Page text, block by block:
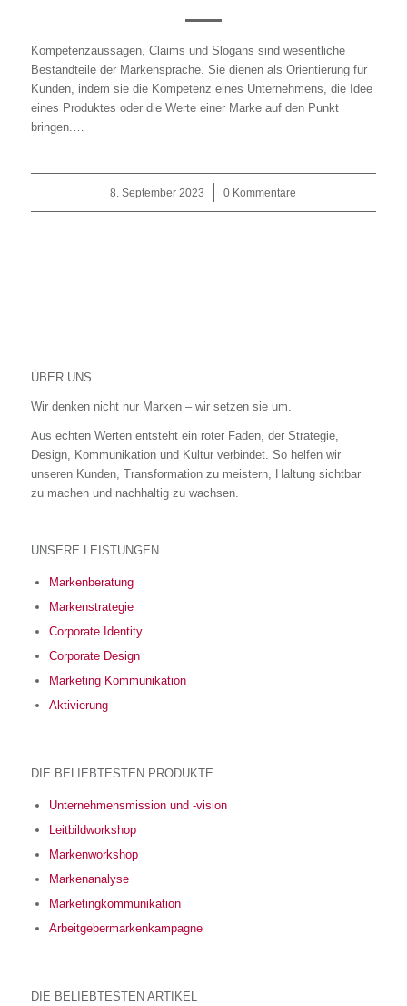
Kompetenzaussagen, Claims und Slogans sind wesentliche
Bestandteile der Markensprache. Sie dienen als Orientierung für
Kunden, indem sie die Kompetenz eines Unternehmens, die Idee
eines Produktes oder die Werte einer Marke auf den Punkt
bringen.…
8. September 2023
/ 0 Kommentare
ÜBER UNS
Wir denken nicht nur Marken – wir setzen sie um.
Aus echten Werten entsteht ein roter Faden, der Strategie,
Design, Kommunikation und Kultur verbindet. So helfen wir
unseren Kunden, Transformation zu meistern, Haltung sichtbar
zu machen und nachhaltig zu wachsen.
UNSERE LEISTUNGEN
Markenberatung
Markenstrategie
Corporate Identity
Corporate Design
Marketing Kommunikation
Aktivierung
DIE BELIEBTESTEN PRODUKTE
Unternehmensmission und -vision
Leitbildworkshop
Markenworkshop
Markenanalyse
Marketingkommunikation
Arbeitgebermarkenkampagne
DIE BELIEBTESTEN ARTIKEL